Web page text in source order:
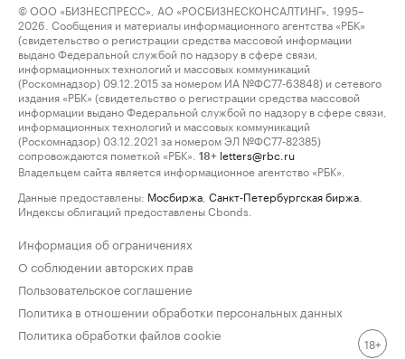
© ООО «БИЗНЕСПРЕСС», АО «РОСБИЗНЕСКОНСАЛТИНГ», 1995–
2026. Сообщения и материалы информационного агентства «РБК»
(свидетельство о регистрации средства массовой информации
выдано Федеральной службой по надзору в сфере связи,
информационных технологий и массовых коммуникаций
(Роскомнадзор) 09.12.2015 за номером ИА №ФС77-63848) и сетевого
издания «РБК» (свидетельство о регистрации средства массовой
информации выдано Федеральной службой по надзору в сфере связи,
информационных технологий и массовых коммуникаций
(Роскомнадзор) 03.12.2021 за номером ЭЛ №ФС77-82385)
сопровождаются пометкой «РБК».
18+ letters@rbc.ru
Владельцем сайта является информационное агентство «РБК».
Данные предоставлены: Мосбиржа Санкт-Петербургская биржа
Индексы облигаций предоставлены Cbonds.
Информация об ограничениях
О соблюдении авторских прав
Пользовательское соглашение
Политика в отношении обработки персональных данных
Политика обработки файлов cookie
18+